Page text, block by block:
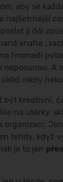
aby se
nejšetrnější
ji dál
snaha
hromadí
neposunou. A
nikdy
být kreativní,
na utěrky,
organizaci.
tehdy, když
je to jen